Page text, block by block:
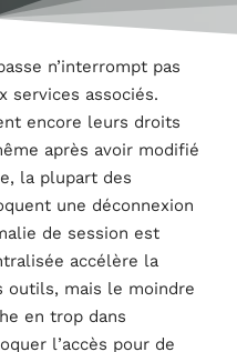
n’interrompt pas
services associés.
encore leurs droits
après avoir modifié
la plupart des
une déconnexion
de session est
accélère la
outils, mais le moindre
en trop dans
l’accès pour de